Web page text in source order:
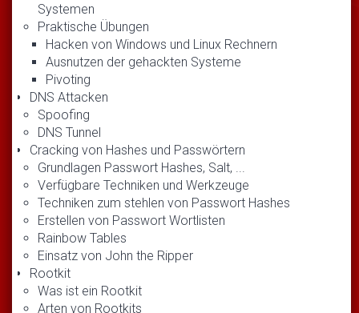
Systemen
Praktische Übungen
Hacken von Windows und Linux Rechnern
Ausnutzen der gehackten Systeme
Pivoting
DNS Attacken
Spoofing
DNS Tunnel
Cracking von Hashes und Passwörtern
Grundlagen Passwort Hashes, Salt, ...
Verfügbare Techniken und Werkzeuge
Techniken zum stehlen von Passwort Hashes
Erstellen von Passwort Wortlisten
Rainbow Tables
Einsatz von John the Ripper
Rootkit
Was ist ein Rootkit
Arten von Rootkits